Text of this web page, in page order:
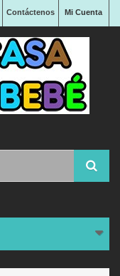
Mi Cuenta
Contáctenos